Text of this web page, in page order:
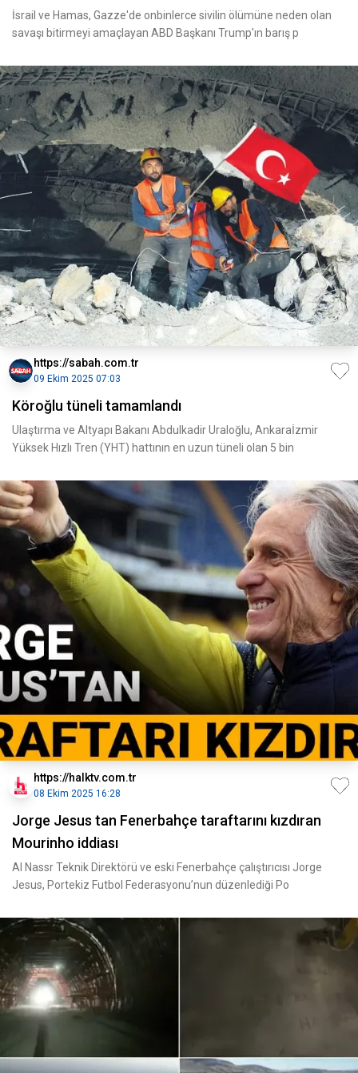
İsrail ve Hamas, Gazze'de onbinlerce sivilin ölümüne neden olan
savaşı bitirmeyi amaçlayan ABD Başkanı Trump'ın barış p
https://sabah.com.tr
09 Ekim 2025 07:03
Köroğlu tüneli tamamlandı
Ulaştırma ve Altyapı Bakanı Abdulkadir Uraloğlu, Ankaraİzmir
Yüksek Hızlı Tren (YHT) hattının en uzun tüneli olan 5 bin
https://halktv.com.tr
08 Ekim 2025 16:28
Jorge Jesus tan Fenerbahçe taraftarını kızdıran
Mourinho iddiası
Al Nassr Teknik Direktörü ve eski Fenerbahçe çalıştırıcısı Jorge
Jesus, Portekiz Futbol Federasyonu’nun düzenlediği Po